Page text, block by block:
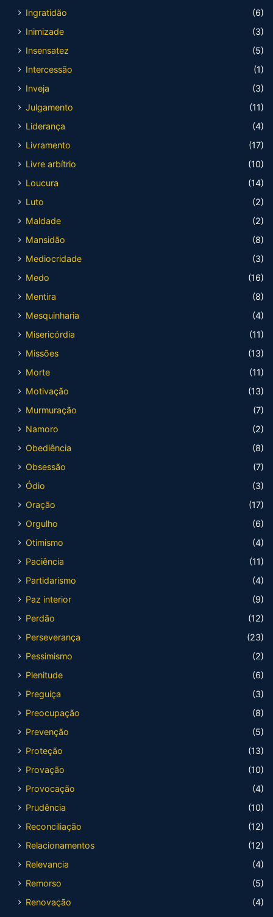
Ingratidão
(6)
Inimizade
(3)
Insensatez
(5)
Intercessão
(1)
Inveja
(3)
Julgamento
(11)
Liderança
(4)
Livramento
(17)
Livre arbítrio
(10)
Loucura
(14)
Luto
(2)
Maldade
(2)
Mansidão
(8)
Mediocridade
(3)
Medo
(16)
Mentira
(8)
Mesquinharia
(4)
Misericórdia
(11)
Missões
(13)
Morte
(11)
Motivação
(13)
Murmuração
(7)
Namoro
(2)
Obediência
(8)
Obsessão
(7)
Ódio
(3)
Oração
(17)
Orgulho
(6)
Otimismo
(4)
Paciência
(11)
Partidarismo
(4)
Paz interior
(9)
Perdão
(12)
Perseverança
(23)
Pessimismo
(2)
Plenitude
(6)
Preguiça
(3)
Preocupação
(8)
Prevenção
(5)
Proteção
(13)
Provação
(10)
Provocação
(4)
Prudência
(10)
Reconciliação
(12)
Relacionamentos
(12)
Relevancia
(4)
Remorso
(5)
Renovação
(4)